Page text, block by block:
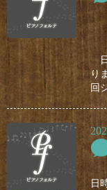
日
り
回
日